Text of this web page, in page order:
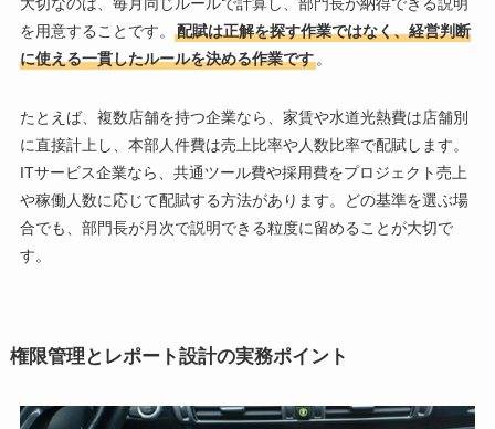
を用意することです。
配賦は正解を探す作業ではなく、経営判断
に使える一貫したルールを決める作業です。
たとえば、複数店舗を持つ企業なら、家賃や水道光熱費は店舗別
に直接計上し、本部人件費は売上比率や人数比率で配賦します。
ITサービス企業なら、共通ツール費や採用費をプロジェクト売上
や稼働人数に応じて配賦する方法があります。どの基準を選ぶ場
合でも、部門長が月次で説明できる粒度に留めることが大切で
す。
権限管理とレポート設計の実務ポイント